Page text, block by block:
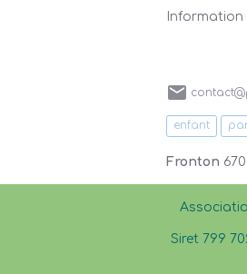
Information
enfant
Fronton
Siret 799